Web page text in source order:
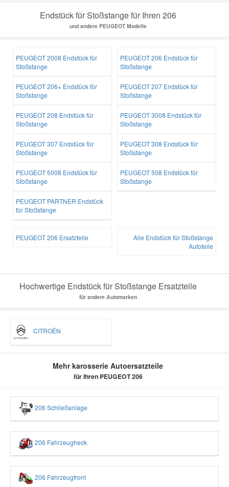
Endstück für Stoßstange für Ihren 206
und andere PEUGEOT Modelle
PEUGEOT 2008 Endstück für
Stoßstange
PEUGEOT 206 Endstück für
Stoßstange
PEUGEOT 206+ Endstück für
Stoßstange
PEUGEOT 207 Endstück für
Stoßstange
PEUGEOT 208 Endstück für
Stoßstange
PEUGEOT 3008 Endstück für
Stoßstange
PEUGEOT 307 Endstück für
Stoßstange
PEUGEOT 308 Endstück für
Stoßstange
PEUGEOT 5008 Endstück für
Stoßstange
PEUGEOT 508 Endstück für
Stoßstange
PEUGEOT PARTNER Endstück
für Stoßstange
PEUGEOT 206 Ersatzteile
Alle Endstück für Stoßstange
Autoteile
Hochwertige Endstück für Stoßstange Ersatzteile
für andere Automarken
CITROËN
Mehr karosserie Autoersatzteile
für Ihren PEUGEOT 206
206 Schließanlage
206 Fahrzeugheck
206 Fahrzeugfront